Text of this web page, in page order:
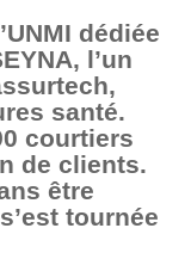
dédiée
l’un
santé.
courtiers
de clients.
être
tournée